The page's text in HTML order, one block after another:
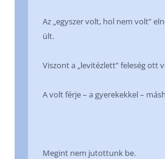
Az „egyszer volt, hol nem volt”
ült.
Viszont a „levitézlett” feleség ott
A volt férje – a gyerekekkel –
Megint nem jutottunk be.